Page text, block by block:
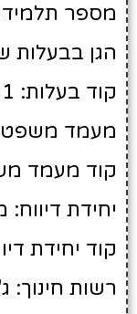
מספר תלמידים
הגן בבעלות
קוד בעלות: 2414571
מעמד
קוד מעמד
יחידת
קוד יחידת
רשות חינוך: